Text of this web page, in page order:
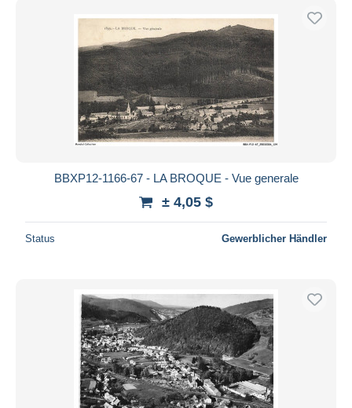
BBXP12-1166-67 - LA BROQUE - Vue generale
± 4,05 $
Status Gewerblicher Händler